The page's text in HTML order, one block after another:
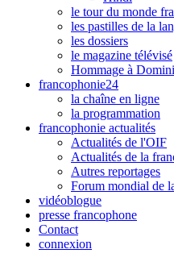
le tour du monde
les pastilles de la
les dossiers
le magazine télévisé
Hommage à
francophonie24
la chaîne en ligne
la programmation
francophonie actualités
Actualités de l'OIF
Actualités de la
Autres reportages
Forum mondial de
vidéoblogue
presse francophone
Contact
connexion